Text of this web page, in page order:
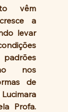
vêm
a
levar
nos
de
Profa.